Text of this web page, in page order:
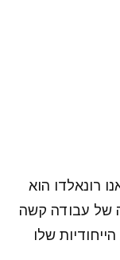
רונאלדו הוא
של עבודה קשה
שלו